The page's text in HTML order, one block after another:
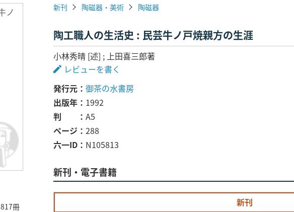
ノ
冊
新刊 陶磁器・美術 陶磁器
陶工職人の生活史 : 民芸牛ノ戸焼親方の生涯
小林秀晴 [述] ; 上田喜三郎著
レビューを書く
発行元
御茶の水書房
出版年
1992
判
A5
ページ
288
六一ID
N105813
新刊・電子書籍
新刊